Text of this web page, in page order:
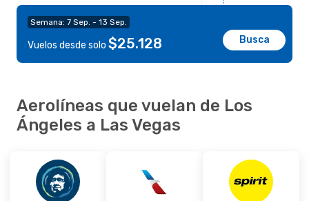
Semana: 7 Sep. - 13 Sep.
Vuelos desde solo $25.128 Busca
Aerolíneas que vuelan de Los
Ángeles a Las Vegas